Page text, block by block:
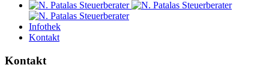
Infothek
Kontakt
Kontakt